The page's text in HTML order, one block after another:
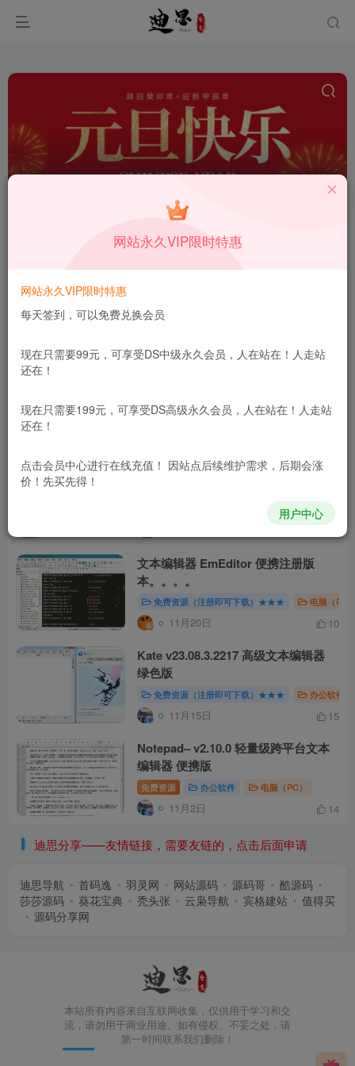
点赞 评论
编程教程
编程教程
Windows BowPad 文本编辑器_v2.9.0
免费资源（注册即可下载）★★★
文本编辑器 EmEditor 便携注册版
本。。。。
免费资源（注册即可下载）★★★ 电脑（PC
11月20日 10
Kate v23.08.3.2217 高级文本编辑器
绿色版
免费资源（注册即可下载）★★★ 办公软件
11月15日 15
Notepad– v2.10.0 轻量级跨平台文本
编辑器 便携版
免费资源 办公软件 电脑（PC）
11月2日 14
迪思分享——友情链接，需要友链的，点击后面申请
迪思导航 首码逸 羽灵网 网站源码 源码哥
酷源码
莎莎源码
葵花宝典 秃头张 云枭导航 宾格建站
值得买
源码分享网
本站所有内容来自互联网收集，仅供用于学习和交
流，请勿用于商业用途。如有侵权、不妥之处，请
第一时间联系我们删除！
网站永久VIP限时特惠
网站永久VIP限时特惠
每天签到，可以免费兑换会员
现在只需要99元，可享受DS中级永久会员，人在站在！人走站
还在！
现在只需要199元，可享受DS高级永久会员，人在站在！人走站
还在！
点击会员中心进行在线充值！ 因站点后续维护需求，后期会涨
价！先买先得！
用户中心